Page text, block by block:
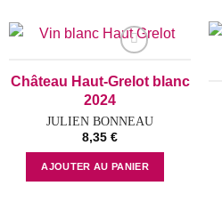
Add to wishlist
Château Haut-Grelot blanc
2024
JULIEN BONNEAU
8,35 €
AJOUTER AU PANIER